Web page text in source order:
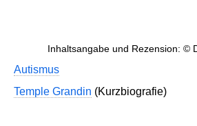
Inhaltsangabe und Rezension: ©
Autismus
Temple Grandin (Kurzbiografie)